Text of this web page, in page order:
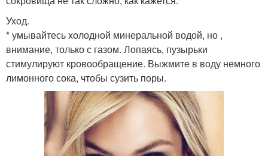
Уход.
* умывайтесь холодной минеральной водой, но ,
внимание, только с газом. Лопаясь, пузырьки
стимулируют кровообращение. Выжмите в воду немного
лимонного сока, чтобы сузить поры.